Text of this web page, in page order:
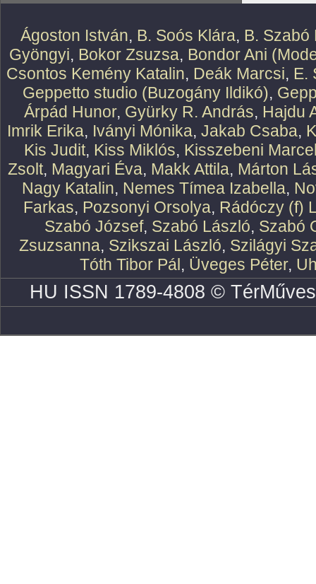
Ágoston István, B. Soós Klára, B. Szabó
Gyöngyi, Bokor Zsuzsa, Bondor Ani
Csontos Kemény Katalin, Deák Marcsi, E.
Geppetto studio (Buzogány Ildikó),
Árpád Hunor, Gyürky R. András, Hajdu
Imrik Erika, Iványi Mónika, Jakab Csaba,
Kis Judit, Kiss Miklós, Kisszebeni
Zsolt, Magyari Éva, Makk Attila, Márton
Nagy Katalin, Nemes Tímea Izabella,
Farkas, Pozsonyi Orsolya, Rádóczy (f)
Szabó József, Szabó László, Szabó
Zsuzsanna, Szikszai László, Szilágyi
Tóth Tibor Pál, Üveges Péter,
HU ISSN 1789-4808 ©